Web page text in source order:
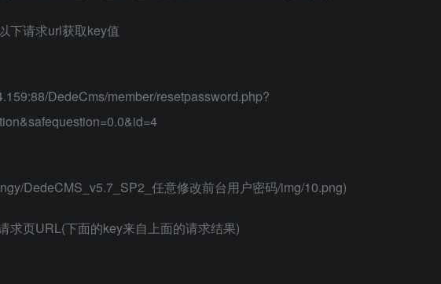
下请求url获取key值
DedeCms/member/resetpassword.php?
DedeCMS_v5.7_SP2_任意修改前台用户密码/img/10.png)
求页URL(下面的key来自上面的请求结果)